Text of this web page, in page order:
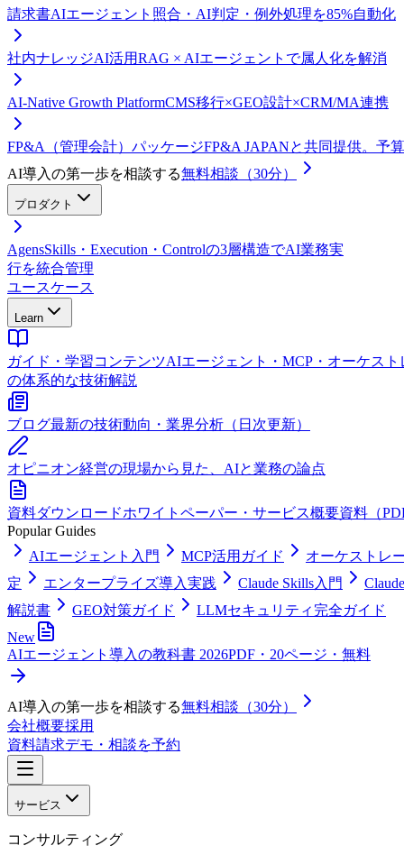
請求書AIエージェント 照合・AI判定・例外処理を85%自動化
社内ナレッジAI活用RAG × AIエージェントで属人化を解消
AI-Native Growth PlatformCMS移行×GEO設計×CRM/MA連携
FP&A（管理会計）パッケージFP&A JAPANと共同提供。予
AI導入の第一歩を相談する無料相談（30分）
プロダクト
AgensSkills・Execution・Controlの3層構造でAI業務実
行を統合管理
ユースケース
Learn
ガイド・学習コンテンツAIエージェント・MCP・オーケスト
の体系的な技術解説
ブログ最新の技術動向・業界分析（日次更新）
オピニオン経営の現場から見た、AIと業務の論点
資料ダウンロードホワイトペーパー・サービス概要資料（
Popular Guides
AIエージェント入門
MCP活用ガイド
オーケストレ
定
エンタープライズ導入実践 Claude Skills入門
解説書
GEO対策ガイド
LLMセキュリティ完全ガイド
New
AIエージェント導入の教科書 2026PDF・20ページ・無料
AI導入の第一歩を相談する無料相談（30分）
会社概要採用
資料請求デモ・相談を予約
サービス
コンサルティング